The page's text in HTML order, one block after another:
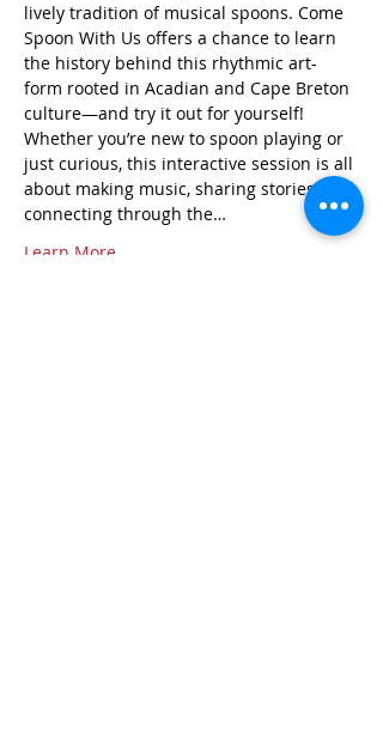
lively tradition of musical spoons. Come
Spoon With Us offers a chance to learn
the history behind this rhythmic art-
form rooted in Acadian and Cape Breton
culture—and try it out for yourself!
Whether you’re new to spoon playing or
just curious, this interactive session is all
about making music, sharing stories, and
connecting through the…
Learn More